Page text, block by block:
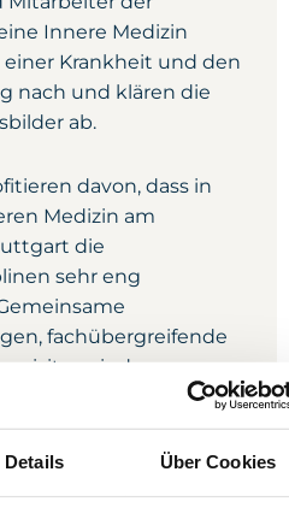
Details Über Cookies
Innere Medizin
Krankheit und den
nach und klären die
ab.
davon, dass in
Medizin am
die
sehr eng
fachübergreifende
sind uns
Patienten wirklich